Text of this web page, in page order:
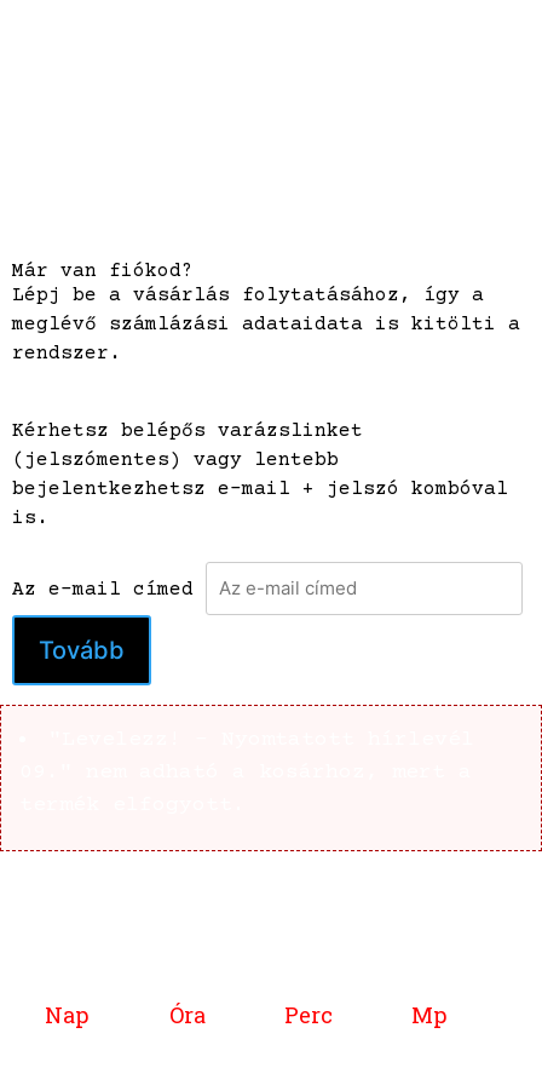
Már van fiókod?
Lépj be a vásárlás folytatásához, így a
meglévő számlázási adataidata is kitölti a
rendszer.
Kérhetsz belépős varázslinket
(jelszómentes) vagy lentebb
bejelentkezhetsz e-mail + jelszó kombóval
is.
Az e-mail címed
Tovább
Nap Óra Perc Mp